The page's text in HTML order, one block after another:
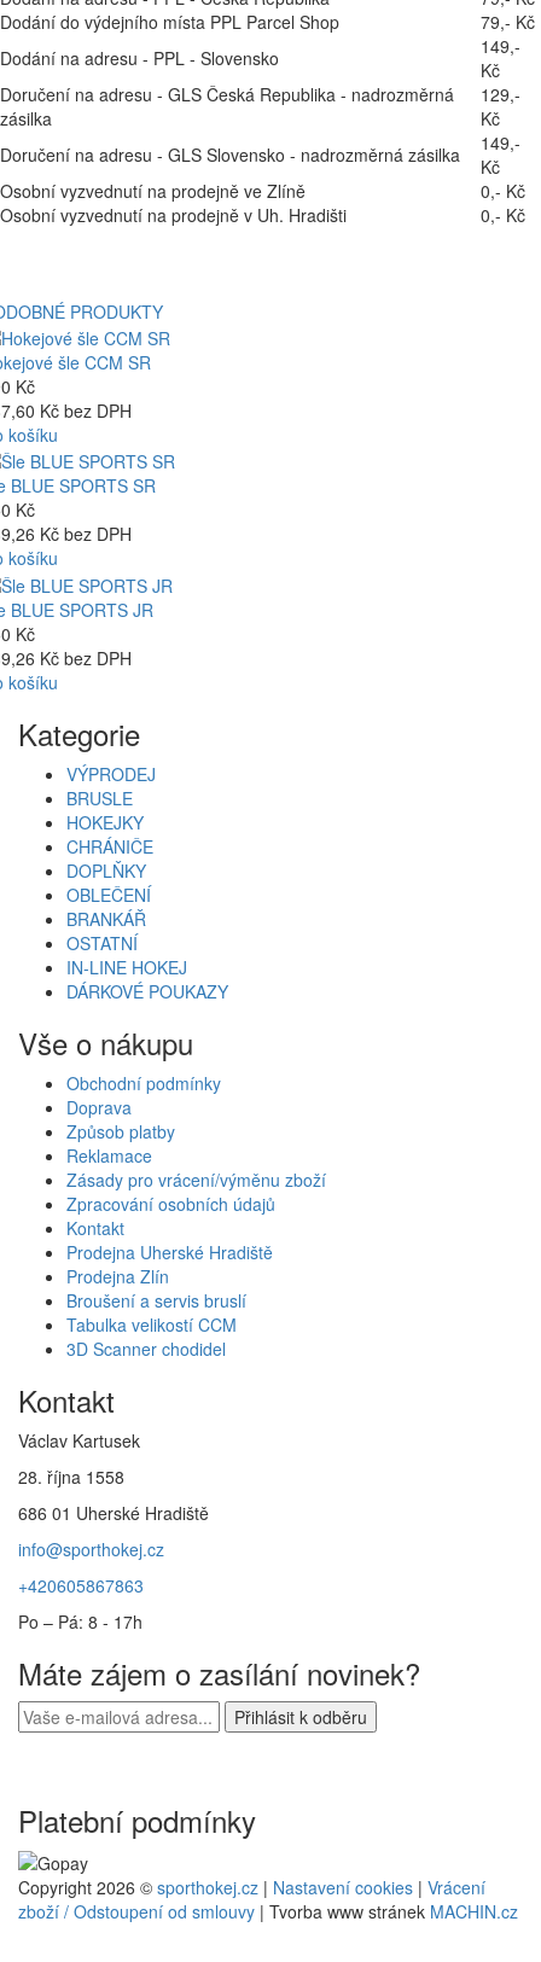
Dodání do výdejního místa PPL Parcel Shop
79,- Kč
Dodání na adresu - PPL - Slovensko
149,-
Kč
Doručení na adresu - GLS Česká Republika - nadrozměrná
zásilka
129,-
Kč
Doručení na adresu - GLS Slovensko - nadrozměrná zásilka
149,-
Kč
Osobní vyzvednutí na prodejně ve Zlíně
0,- Kč
Osobní vyzvednutí na prodejně v Uh. Hradišti
0,- Kč
PRODUKTY
šle CCM SR
Kč
Kč bez DPH
košíku
BLUE SPORTS SR
Kč
Kč bez DPH
košíku
BLUE SPORTS JR
Kč
Kč bez DPH
košíku
Kategorie
VÝPRODEJ
BRUSLE
HOKEJKY
CHRÁNIČE
DOPLŇKY
OBLEČENÍ
BRANKÁŘ
OSTATNÍ
IN-LINE HOKEJ
DÁRKOVÉ POUKAZY
Vše o nákupu
Obchodní podmínky
Doprava
Způsob platby
Reklamace
Zásady pro vrácení/výměnu zboží
Zpracování osobních údajů
Kontakt
Prodejna Uherské Hradiště
Prodejna Zlín
Broušení a servis bruslí
Tabulka velikostí CCM
3D Scanner chodidel
Kontakt
Václav Kartusek
28. října 1558
686 01 Uherské Hradiště
info@sporthokej.cz
+420605867863
Po – Pá: 8 - 17h
Máte zájem o zasílání novinek?
Platební podmínky
Copyright 2026 © sporthokej.cz | Nastavení cookies | Vrácení
zboží / Odstoupení od smlouvy | Tvorba www stránek MACHIN.cz